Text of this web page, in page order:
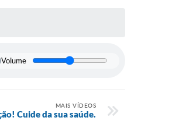
Volume
MAIS VÍDEOS
Cuide da sua saúde.